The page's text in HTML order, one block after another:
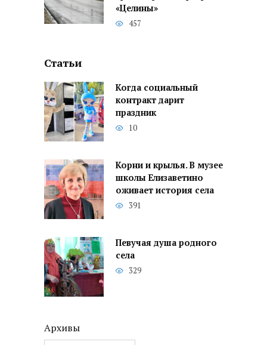
«Целины»
457
Статьи
Когда социальный
контракт дарит
праздник
10
Корни и крылья. В музее
школы Елизаветино
оживает история села
391
Певучая душа родного
села
329
Архивы